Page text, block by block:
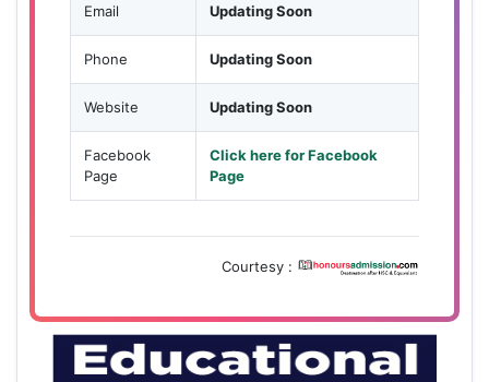
Email Updating Soon
Phone Updating Soon
Website Updating Soon
Facebook
Page
Click here for Facebook
Page
Courtesy :